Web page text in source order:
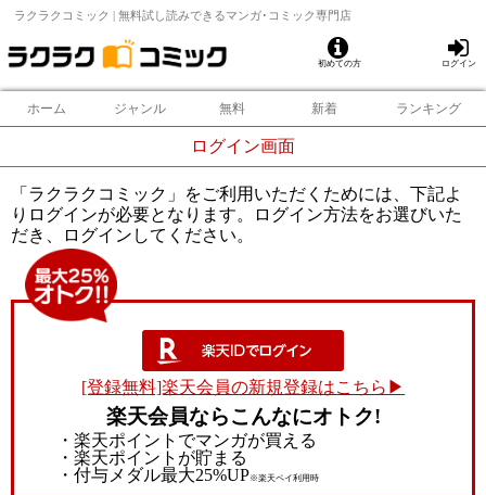
ラクラクコミック | 無料試し読みできるマンガ･コミック専門店
初めての方 ログイン
ホーム ジャンル 無料 新着 ランキング
ログイン画面
「ラクラクコミック」をご利用いただくためには、下記よ
りログインが必要となります。ログイン方法をお選びいた
だき、ログインしてください。
[登録無料]楽天会員の新規登録はこちら▶
楽天会員ならこんなにオトク!
・楽天ポイントでマンガが買える
・楽天ポイントが貯まる
・付与メダル最大25%UP※楽天ペイ利用時